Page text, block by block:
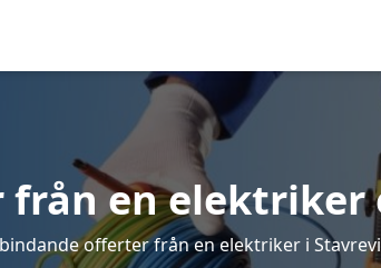
från en
offerter från en elektriker i